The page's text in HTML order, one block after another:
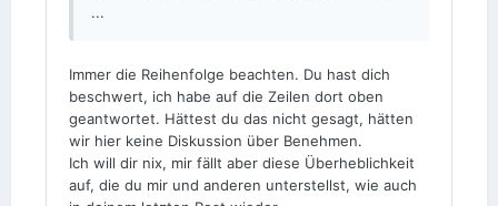
...
Immer die Reihenfolge beachten. Du hast dich
beschwert, ich habe auf die Zeilen dort oben
geantwortet. Hättest du das nicht gesagt, hätten
wir hier keine Diskussion über Benehmen.
Ich will dir nix, mir fällt aber diese Überheblichkeit
auf, die du mir und anderen unterstellst, wie auch